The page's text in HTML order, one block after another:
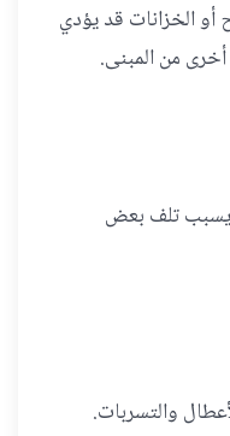
الخزانات قد يؤدي
أخرى من المبنى.
يسبب تلف بعض
والتسربات.